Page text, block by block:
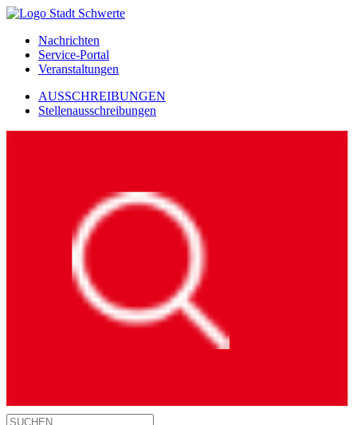
Nachrichten
Service-Portal
Veranstaltungen
AUSSCHREIBUNGEN
Stellenausschreibungen